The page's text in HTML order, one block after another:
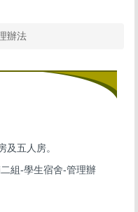
辦法
及五人房。
組-學生宿舍-管理辦